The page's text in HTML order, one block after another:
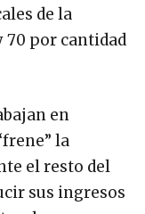
de la
70 por cantidad
en
la
el resto del
sus ingresos